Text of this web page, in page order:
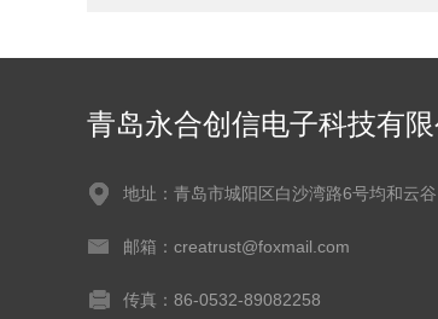
青岛永合创信电子科技有限
地址：青岛市城阳区白沙湾路6号均和云
邮箱：creatrust@foxmail.com
传真：86-0532-89082258